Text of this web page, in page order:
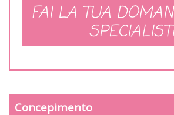
FAI LA TUA
SPECIALISTI
Concepimento